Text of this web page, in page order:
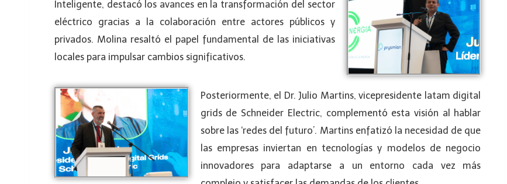
Inteligente, destacó los avances en la transformación del sector
eléctrico gracias a la colaboración entre actores públicos y
privados. Molina resaltó el papel fundamental de las iniciativas
locales para impulsar cambios significativos.
Posteriormente, el Dr. Julio Martins, vicepresidente latam digital
grids de Schneider Electric, complementó esta visión al hablar
sobre las ‘redes del futuro’. Martins enfatizó la necesidad de que
las empresas inviertan en tecnologías y modelos de negocio
innovadores para adaptarse a un entorno cada vez más